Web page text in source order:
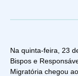
Na quinta-feira, 23
Bispos e
Migratória chegou